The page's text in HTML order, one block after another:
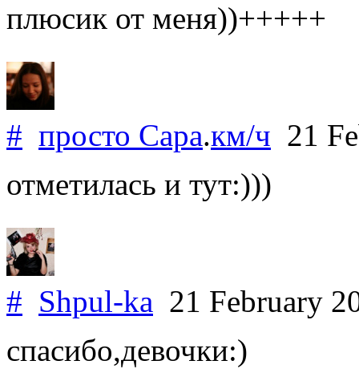
плюсик от меня))+++++
# просто Сара.км/ч 21
отметилась и тут:)))
# Shpul-ka 21 February
спасибо,девочки:)